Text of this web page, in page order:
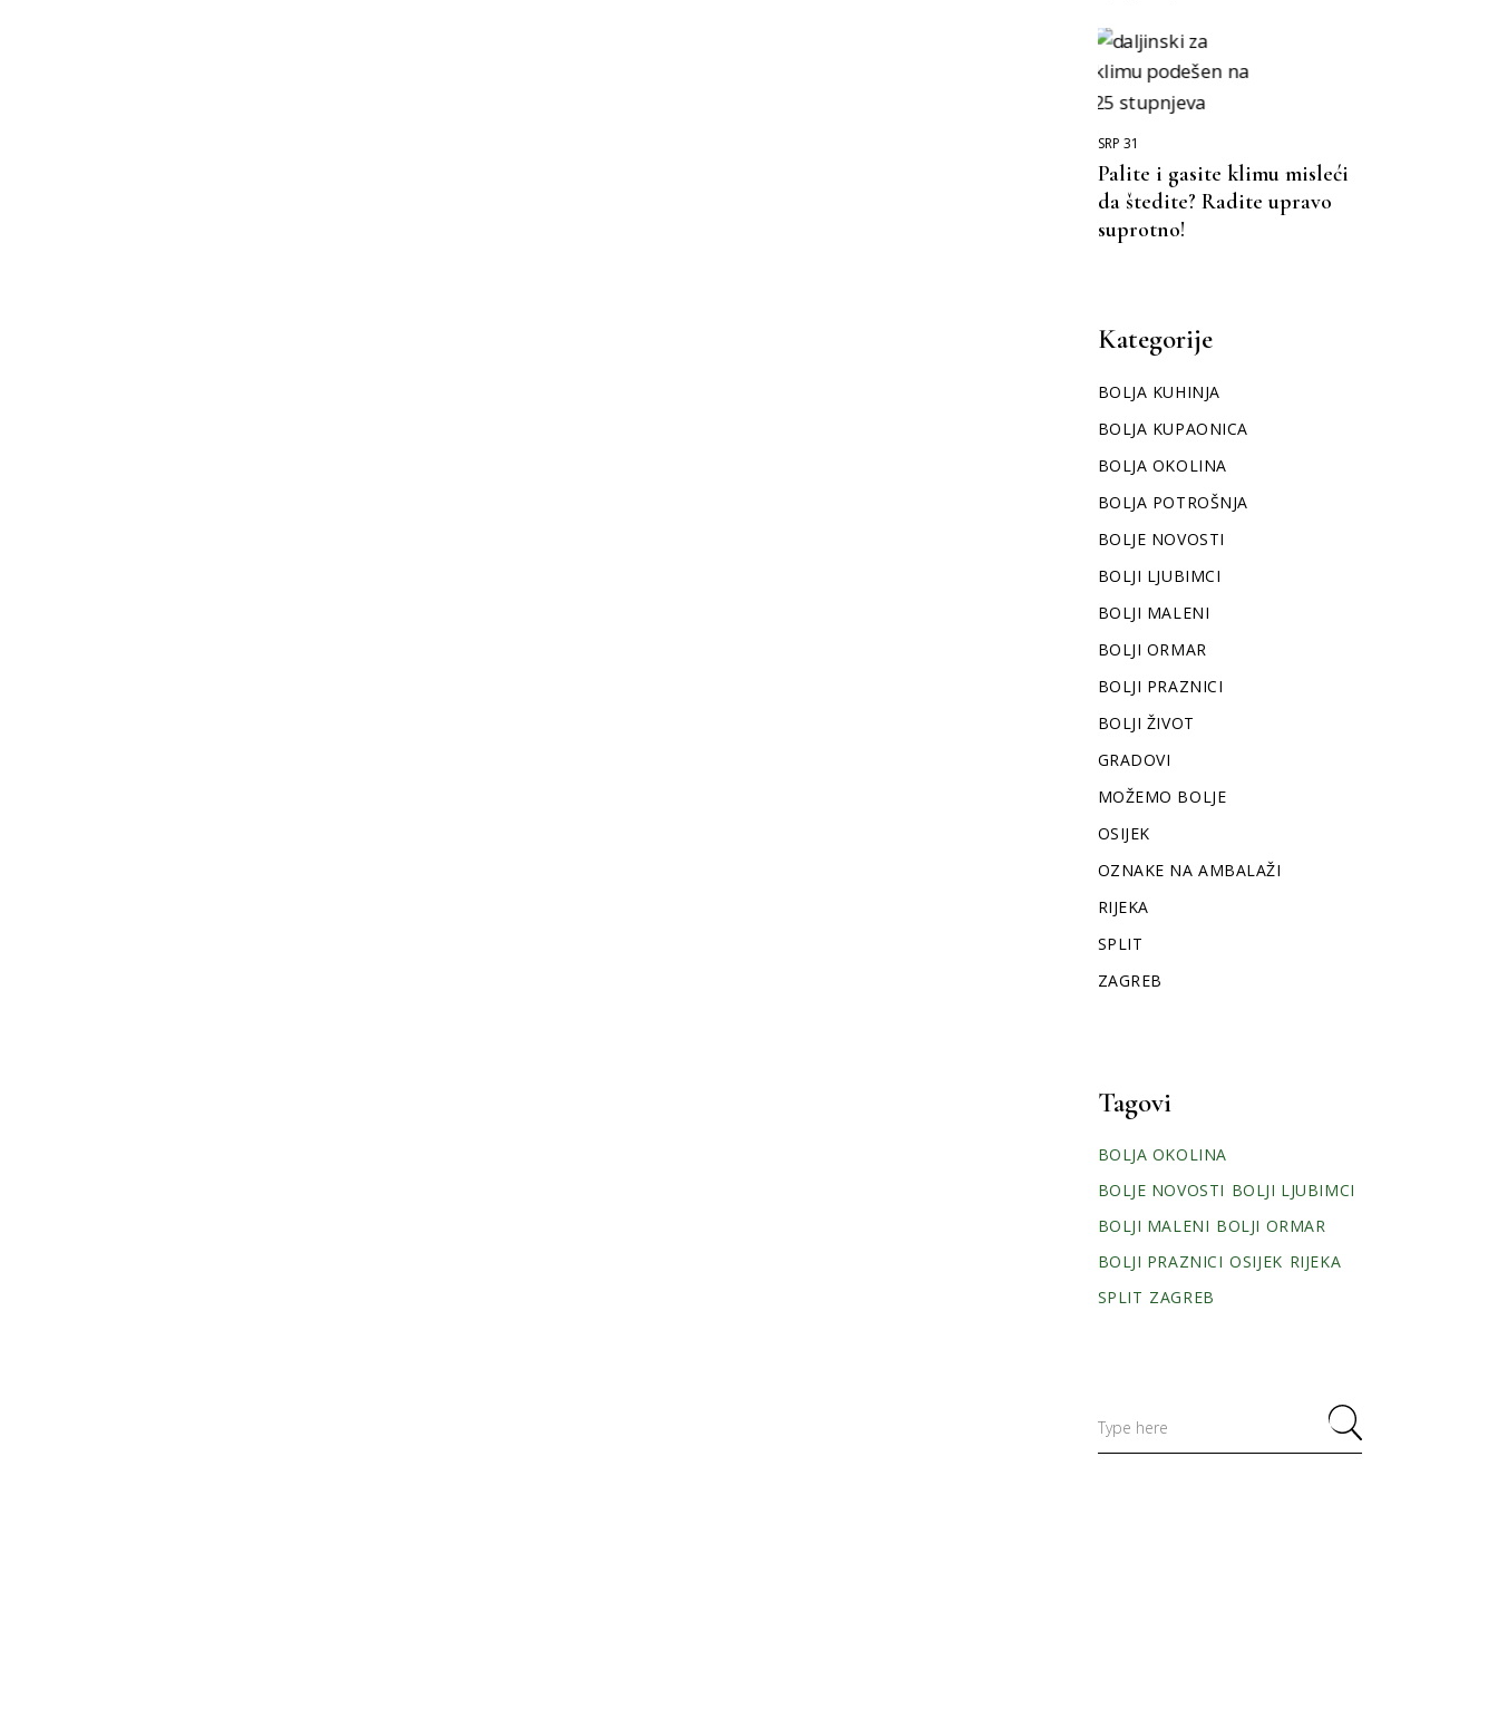
SRP 31
Palite i gasite klimu misleći
da štedite? Radite upravo
suprotno!
Kategorije
BOLJA KUHINJA
BOLJA KUPAONICA
BOLJA OKOLINA
BOLJA POTROŠNJA
BOLJE NOVOSTI
BOLJI LJUBIMCI
BOLJI MALENI
BOLJI ORMAR
BOLJI PRAZNICI
BOLJI ŽIVOT
GRADOVI
MOŽEMO BOLJE
OSIJEK
OZNAKE NA AMBALAŽI
RIJEKA
SPLIT
ZAGREB
Tagovi
BOLJA OKOLINA
BOLJE NOVOSTI BOLJI LJUBIMCI
BOLJI MALENI BOLJI ORMAR
BOLJI PRAZNICI OSIJEK RIJEKA
SPLIT ZAGREB
for: